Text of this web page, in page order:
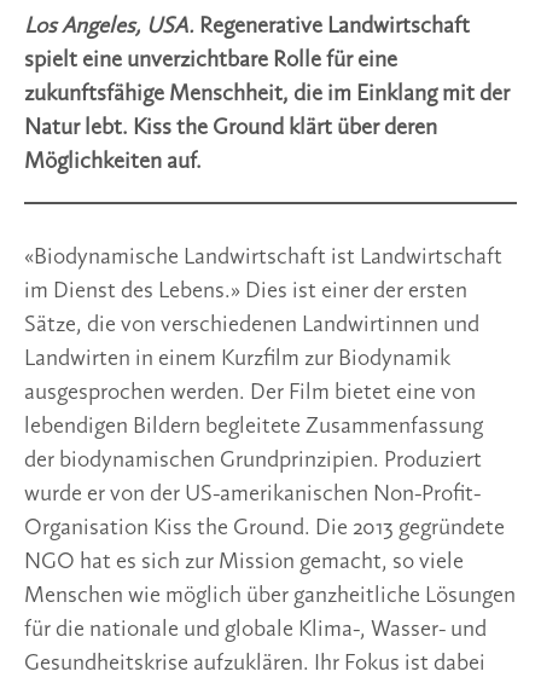
Los Angeles, USA. Regenerative Landwirtschaft
spielt eine unverzichtbare Rolle für eine
zukunftsfähige Menschheit, die im Einklang mit der
Natur lebt. Kiss the Ground klärt über deren
Möglichkeiten auf.
«Biodynamische Landwirtschaft ist Landwirtschaft
im Dienst des Lebens.» Dies ist einer der ersten
Sätze, die von verschiedenen Landwirtinnen und
Landwirten in einem Kurzfilm zur Biodynamik
ausgesprochen werden. Der Film bietet eine von
lebendigen Bildern begleitete Zusammenfassung
der biodynamischen Grundprinzipien. Produziert
wurde er von der US-amerikanischen Non-Profit-
Organisation Kiss the Ground. Die 2013 gegründete
NGO hat es sich zur Mission gemacht, so viele
Menschen wie möglich über ganzheitliche Lösungen
für die nationale und globale Klima-, Wasser- und
Gesundheitskrise aufzuklären. Ihr Fokus ist dabei